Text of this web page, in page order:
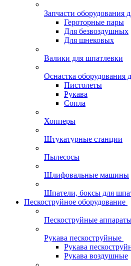
Запчасти оборудования
Героторные пары
Для безвоздушных
Для шнековых
Валики для шпатлевки
Оснастка оборудования
Пистолеты
Рукава
Сопла
Хопперы
Штукатурные станции
Пылесосы
Шлифовальные машины
Шпатели, боксы для
Пескоструйное оборудование
Пескоструйные
Рукава пескоструйные
Рукава
Рукава воздушные